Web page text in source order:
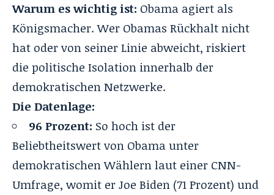
Warum es wichtig ist: Obama agiert als
Königsmacher. Wer Obamas Rückhalt nicht
hat oder von seiner Linie abweicht, riskiert
die politische Isolation innerhalb der
demokratischen Netzwerke.
Die Datenlage:
96 Prozent: So hoch ist der
Beliebtheitswert von Obama unter
demokratischen Wählern laut einer CNN-
Umfrage, womit er Joe Biden (71 Prozent) und